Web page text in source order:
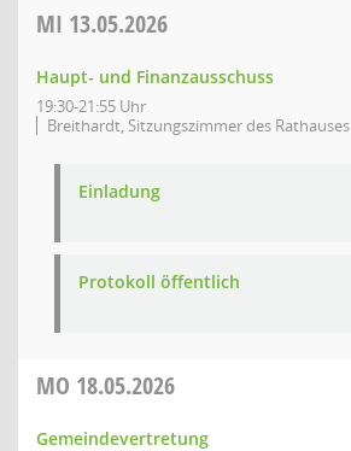
MI 13.05.2026
Haupt- und Finanzausschuss
19:30-21:55 Uhr
Breithardt, Sitzungszimmer des Rathauses
Einladung
Protokoll öffentlich
MO 18.05.2026
Gemeindevertretung